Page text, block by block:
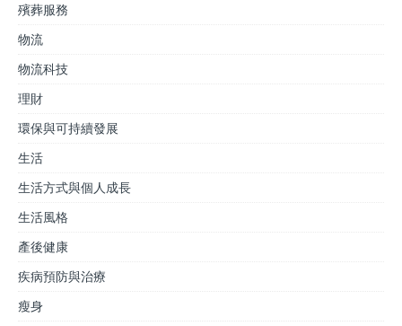
殯葬服務
物流
物流科技
理財
環保與可持續發展
生活
生活方式與個人成長
生活風格
產後健康
疾病預防與治療
瘦身